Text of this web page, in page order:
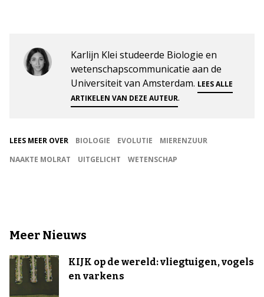
Karlijn Klei studeerde Biologie en
wetenschapscommunicatie aan de
Universiteit van Amsterdam. LEES ALLE
ARTIKELEN VAN DEZE AUTEUR.
LEES MEER OVER BIOLOGIE EVOLUTIE
MIERENZUUR
NAAKTE MOLRAT
UITGELICHT WETENSCHAP
Meer Nieuws
KIJK op de wereld: vliegtuigen, vogels
en varkens